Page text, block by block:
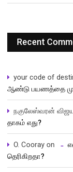
Recent
your code of
ஆண்டு பயணத்தை
நகுலேஸ்வரன்
தாகம் எது?
O. Cooray on
தெரிகிறதா?